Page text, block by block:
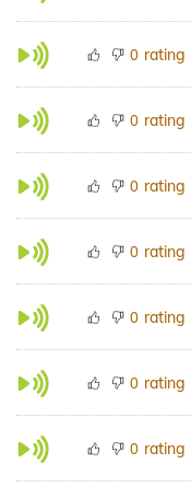
0 rating
0 rating
0 rating
0 rating
0 rating
0 rating
0 rating